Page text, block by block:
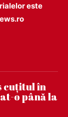
este
cuțitul în
o până la